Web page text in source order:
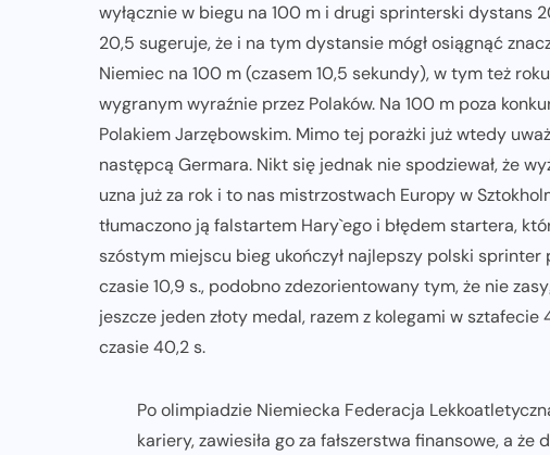
wyłącznie w biegu na 100 m i drugi sprinterski dystans
20,5 sugeruje, że i na tym dystansie mógł osiągnąć
Niemiec na 100 m (czasem 10,5 sekundy), w tym też
wygranym wyraźnie przez Polaków. Na 100 m poza
Polakiem Jarzębowskim. Mimo tej porażki już wtedy
następcą Germara. Nikt się jednak nie spodziewał, że
uzna już za rok i to nas mistrzostwach Europy w
tłumaczono ją falstartem Hary`ego i błędem startera,
szóstym miejscu bieg ukończył najlepszy polski sprinter
czasie 10,9 s., podobno zdezorientowany tym, że nie
jeszcze jeden złoty medal, razem z kolegami w
czasie 40,2 s.
Po olimpiadzie Niemiecka Federacja
kariery, zawiesiła go za fałszerstwa finansowe, a